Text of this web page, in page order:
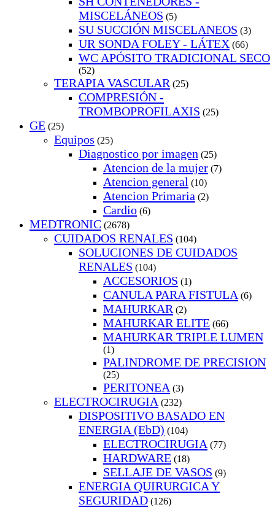
MISCELÁNEOS (5)
SU SUCCIÓN MISCELANEOS (3)
UR SONDA FOLEY - LÁTEX (66)
WC APÓSITO TRADICIONAL SECO
(52)
TERAPIA VASCULAR (25)
COMPRESIÓN -
TROMBOPROFILAXIS (25)
GE (25)
Equipos (25)
Diagnostico por imagen (25)
Atencion de la mujer (7)
Atencion general (10)
Atencion Primaria (2)
Cardio (6)
MEDTRONIC (2678)
CUIDADOS RENALES (104)
SOLUCIONES DE CUIDADOS
RENALES (104)
ACCESORIOS (1)
CANULA PARA FISTULA (6)
MAHURKAR (2)
MAHURKAR ELITE (66)
MAHURKAR TRIPLE LUMEN
(1)
PALINDROME DE PRECISION
(25)
PERITONEA (3)
ELECTROCIRUGIA (232)
DISPOSITIVO BASADO EN
ENERGIA (EbD) (104)
ELECTROCIRUGIA (77)
HARDWARE (18)
SELLAJE DE VASOS (9)
ENERGIA QUIRURGICA Y
SEGURIDAD (126)